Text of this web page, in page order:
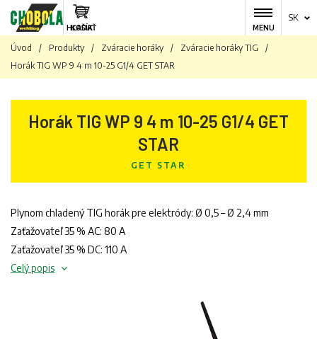
MENU
KOŠÍK
SK
HĽADAŤ
Úvod / Produkty / Zváracie horáky / Zváracie horáky TIG
/
Horák TIG WP 9 4 m 10-25 G1/4 GET STAR
Horák TIG WP 9 4 m 10-25 G1/4 GET
STAR
GET STAR
Plynom chladený TIG horák pre elektródy: Ø 0,5 – Ø 2,4 mm
Zaťažovateľ 35 % AC: 80 A
Zaťažovateľ 35 % DC: 110 A
Celý popis